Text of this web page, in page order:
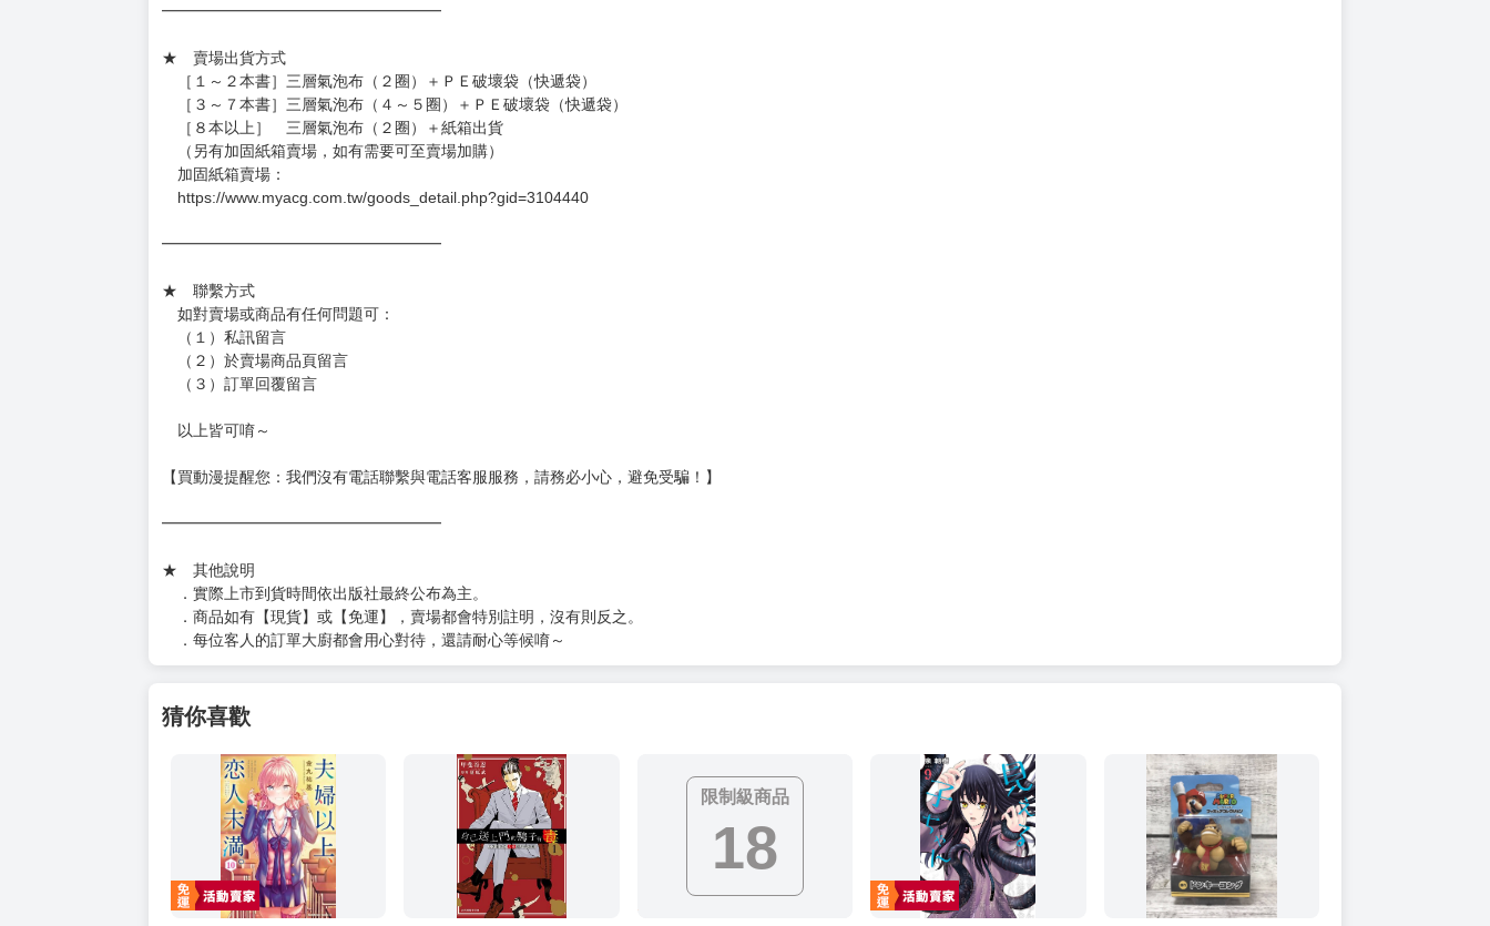
━━━━━━━━━━━━━━━━━━
★ 賣場出貨方式
［１～２本書］三層氣泡布（２圈）＋ＰＥ破壞袋（快遞袋）
［３～７本書］三層氣泡布（４～５圈）＋ＰＥ破壞袋（快遞袋）
［８本以上］ 三層氣泡布（２圈）＋紙箱出貨
（另有加固紙箱賣場，如有需要可至賣場加購）
加固紙箱賣場：
https://www.myacg.com.tw/goods_detail.php?gid=3104440
━━━━━━━━━━━━━━━━━━
★ 聯繫方式
如對賣場或商品有任何問題可：
（１）私訊留言
（２）於賣場商品頁留言
（３）訂單回覆留言
以上皆可唷～
【買動漫提醒您：我們沒有電話聯繫與電話客服服務，請務必小心，避免受騙！】
━━━━━━━━━━━━━━━━━━
★ 其他說明
．實際上市到貨時間依出版社最終公布為主。
．商品如有【現貨】或【免運】，賣場都會特別註明，沒有則反之。
．每位客人的訂單大廚都會用心對待，還請耐心等候唷～
猜你喜歡
限制級商品
18